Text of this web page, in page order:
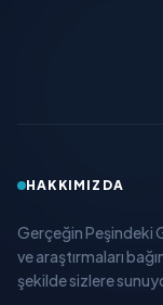
HAKKIMIZDA
Gerçeğin Peşindeki
ve araştırmaları
şekilde sizlere